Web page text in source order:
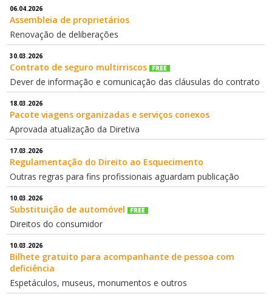
06.04.2026
Assembleia de proprietários
Renovação de deliberações
30.03.2026
Contrato de seguro multirriscos
Dever de informação e comunicação das cláusulas do contrato
18.03.2026
Pacote viagens organizadas e serviços conexos
Aprovada atualização da Diretiva
17.03.2026
Regulamentação do Direito ao Esquecimento
Outras regras para fins profissionais aguardam publicação
10.03.2026
Substituição de automóvel
Direitos do consumidor
10.03.2026
Bilhete gratuito para acompanhante de pessoa com
deficiência
Espetáculos, museus, monumentos e outros